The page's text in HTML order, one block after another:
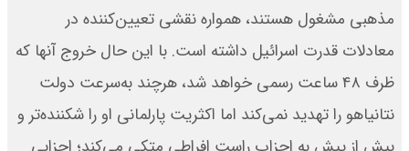
مرداد ۱۴۰۵ اعلام شد/ افزایش قیمت
سکه
با حکم پزشکیان، محسن رضایی دبیر
مذهبی مشغول‌ هستند، همواره نقشی تعیین‌کننده در
معادلات قدرت اسرائیل داشته است. با این حال خروج آنها که
ظرف ۴۸ ساعت رسمی خواهد شد، هرچند به‌سرعت دولت
نتانیاهو را تهدید نمی‌کند اما اکثریت پارلمانی او را شکننده‌تر و